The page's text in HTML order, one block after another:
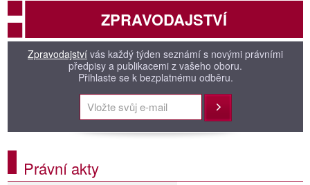
ZPRAVODAJSTVÍ
Zpravodajství vás každý týden seznámí s novými právními
předpisy a publikacemi z vašeho oboru.
Přihlaste se k bezplatnému odběru.
Přihlásit
Právní akty